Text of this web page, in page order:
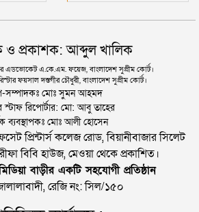
ও প্রকাশক: আব্দুল খালিক
এডভোকেট এ.কে.এম. ফয়েজ, বাংলাদেশ সুপ্রীম কোর্ট।
ফয়সাল দস্তগীর চৌধুরী, বাংলাদেশ সুপ্রীম কোর্ট।
সম্পাদকঃ মোঃ সুমন আহমদ
স্টাফ রিপোর্টার: মো: আবু তাহের
ব্যবস্থাপকঃ মোঃ আলী হোসেন
প্রিন্টার্স কলেজ রোড, বিয়ানীবাজার সিলেট
বিবি হাউজ, মেওয়া থেকে প্রকাশিত।
বাড়ীর একটি সহযোগী প্রতিষ্ঠান
রেজি নং: সিল/১৫০